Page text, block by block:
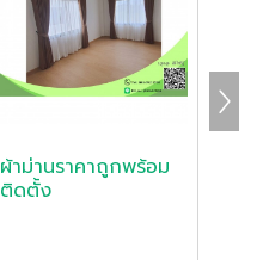
ผ้าม่านราคาถูกพร้อม
ติดตั้ง